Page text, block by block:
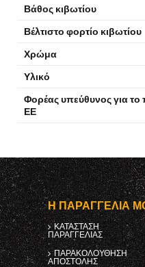
Βάθος κιβωτίου
Βέλτιστο φορτίο κιβωτίου
Χρώμα
Υλικό
Φορέας υπεύθυνος για
ΕΕ
Η ΠΑΡΑΓΓΕΛΊΑ
ΚΑΤΆΣΤΑΣΗ
ΠΑΡΑΓΓΕΛΊΑΣ
ΠΑΡΑΚΟΛΟΎΘΗΣΗ
ΑΠΟΣΤΟΛΉΣ